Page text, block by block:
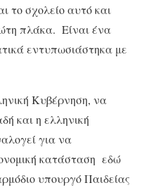
το σχολείο αυτό και
πλάκα. Είναι ένα
εντυπωσιάστηκα με
Κυβέρνηση, να
και η ελληνική
για να
κατάσταση εδώ
υπουργό Παιδείας